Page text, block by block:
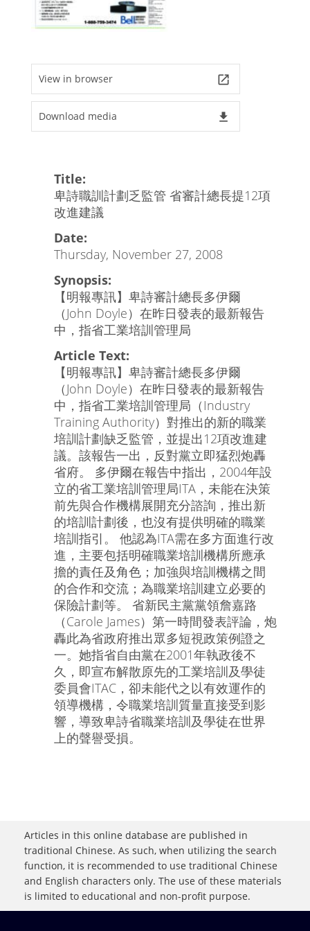
View in browser launch
Download media file_download
Title:
卑詩職訓計劃乏監管 省審計總長提12項
改進建議
Date:
Thursday, November 27, 2008
Synopsis:
【明報專訊】卑詩審計總長多伊爾
（John Doyle）在昨日發表的最新報告
中，指省工業培訓管理局
Article Text:
【明報專訊】卑詩審計總長多伊爾
（John Doyle）在昨日發表的最新報告
中，指省工業培訓管理局（Industry
Training Authority）對推出的新的職業
培訓計劃缺乏監管，並提出12項改進建
議。該報告一出，反對黨立即猛烈炮轟
省府。 多伊爾在報告中指出，2004年設
立的省工業培訓管理局ITA，未能在決策
前先與合作機構展開充分諮詢，推出新
的培訓計劃後，也沒有提供明確的職業
培訓指引。 他認為ITA需在多方面進行改
進，主要包括明確職業培訓機構所應承
擔的責任及角色；加強與培訓機構之間
的合作和交流；為職業培訓建立必要的
保險計劃等。 省新民主黨黨領詹嘉路
（Carole James）第一時間發表評論，炮
轟此為省政府推出眾多短視政策例證之
一。她指省自由黨在2001年執政後不
久，即宣布解散原先的工業培訓及學徒
委員會ITAC，卻未能代之以有效運作的
領導機構，令職業培訓質量直接受到影
響，導致卑詩省職業培訓及學徒在世界
上的聲譽受損。
Articles in this online database are published in
traditional Chinese. As such, when utilizing the search
function, it is recommended to use traditional Chinese
and English characters only. The use of these materials
is limited to educational and non-profit purpose.